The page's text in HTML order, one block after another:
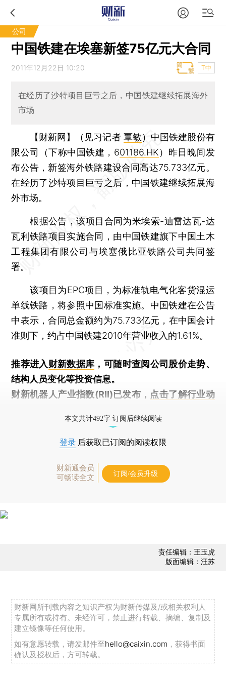
公司
中国铁建在埃塞新签75亿元大合同
2011年12月22日 10:20 T中
在经历了沙特项目巨亏之后，中国铁建继续拓展海外
市场
【财新网】（见习记者 覃敏） 中国铁建股份有
限公司（下称中国铁建，601186.HK）昨日晚间发
布公告，新签海外铁路建设合同高达75.733亿元。
在经历了沙特项目巨亏之后，中国铁建继续拓展海
外市场。
根据公告，该项目合同为米埃索-迪雷达瓦-达
瓦利铁路项目实施合同，由中国铁建旗下中国土木
工程集团有限公司与埃塞俄比亚铁路公司共同签
署。
该项目为EPC项目，为标准轨电气化客货混运
单线铁路，将参照中国标准实施。中国铁建在公告
中表示，合同总金额约为75.733亿元，在中国会计
准则下，约占中国铁建2010年营业收入的1.61%。
推荐进入财新数据库 ，可随时查阅公司股价走势、
结构人员变化等投资信息。
财新机器人产业指数(RII)已发布， 点击了解行业动
本文共计492字 订阅后继续阅读
登录 后获取已订阅的阅读权限
财新通会员
可畅读全文
订阅/会员升级
责任编辑：王玉虎
版面编辑：汪苏
财新网所刊载内容之知识产权为财新传媒及/或相关权利人
专属所有或持有。未经许可，禁止进行转载、摘编、复制及
建立镜像等任何使用。
如有意愿转载，请发邮件至hello@caixin.com ，获得书面
确认及授权后，方可转载。